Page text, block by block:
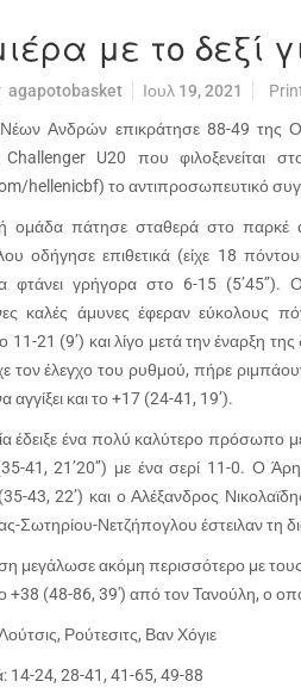
με το δεξί
agapotobasket Ιουλ 19, 2021
Ανδρών επικράτησε 88-49 της
Challenger U20 που φιλοξενείται
hellenicbf) το αντιπροσωπευτικό
ομάδα πάτησε σταθερά στο
οδήγησε επιθετικά (είχε 18
φτάνει γρήγορα στο 6-15 (5’45’’).
καλές άμυνες έφεραν εύκολους
11-21 (9’) και λίγο μετά την έναρξη
τον έλεγχο του ρυθμού, πήρε
αγγίξει και το +17 (24-41, 19’).
έδειξε ένα πολύ καλύτερο πρόσωπο
41, 21’20’’) με ένα σερί 11-0. Ο
43, 22’) και ο Αλέξανδρος
Σωτηρίου-Νετζήπογλου έστειλαν τη
μεγάλωσε ακόμη περισσότερο με
+38 (48-86, 39′) από τον Τανούλη, ο
Ρούτεσιτς, Βαν Χόγιε
14-24, 28-41, 41-65, 49-88